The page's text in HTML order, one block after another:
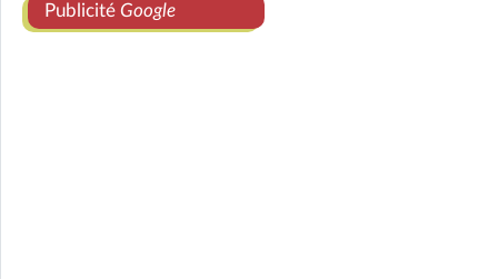
Publicité Google